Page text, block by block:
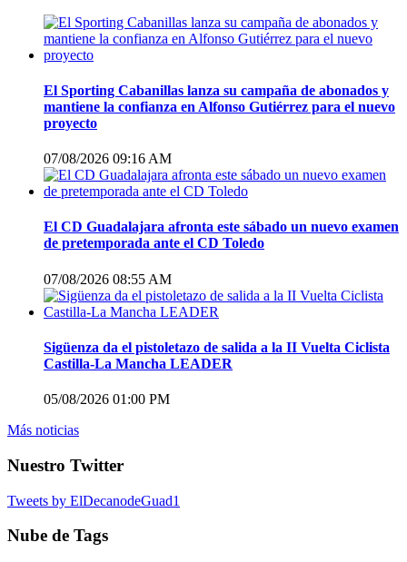
El Sporting Cabanillas lanza su campaña de abonados y
mantiene la confianza en Alfonso Gutiérrez para el nuevo
proyecto
07/08/2026 09:16 AM
El CD Guadalajara afronta este sábado un nuevo examen
de pretemporada ante el CD Toledo
07/08/2026 08:55 AM
Sigüenza da el pistoletazo de salida a la II Vuelta Ciclista
Castilla-La Mancha LEADER
05/08/2026 01:00 PM
Más noticias
Nuestro Twitter
Tweets by ElDecanodeGuad1
Nube de Tags